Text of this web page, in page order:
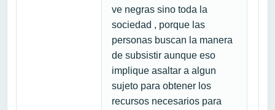
ve negras sino toda la
sociedad , porque las
personas buscan la manera
de subsistir aunque eso
implique asaltar a algun
sujeto para obtener los
recursos necesarios para